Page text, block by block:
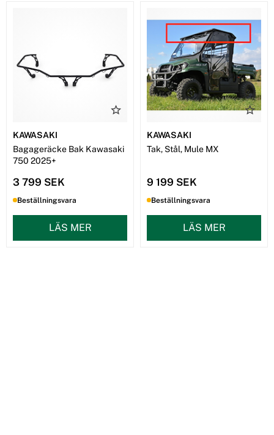
KAWASAKI
Bagageräcke Bak Kawasaki
750 2025+
3 799 SEK
Beställningsvara
LÄS MER
KAWASAKI
Tak, Stål, Mule MX
9 199 SEK
Beställningsvara
LÄS MER